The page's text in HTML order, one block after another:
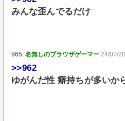
みんな歪んでるだけ
965:名無しのブラウザゲーマー 24/07/
>>962
ゆがんだ性 癖持ちが多いか